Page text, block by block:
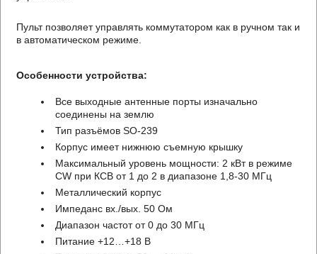
Пульт позволяет управлять коммутатором как в ручном так и
в автоматическом режиме.
Особенности устройства:
Все выходные антенные порты изначально
соединены на землю
Тип разъёмов SO-239
Корпус имеет нижнюю съемную крышку
Максимальный уровень мощности: 2 кВт в режиме
CW при КСВ от 1 до 2 в диапазоне 1,8-30 MГц
Металлический корпус
Импеданс вх./вых. 50 Ом
Диапазон частот от 0 до 30 MГц
Питание +12…+18 В